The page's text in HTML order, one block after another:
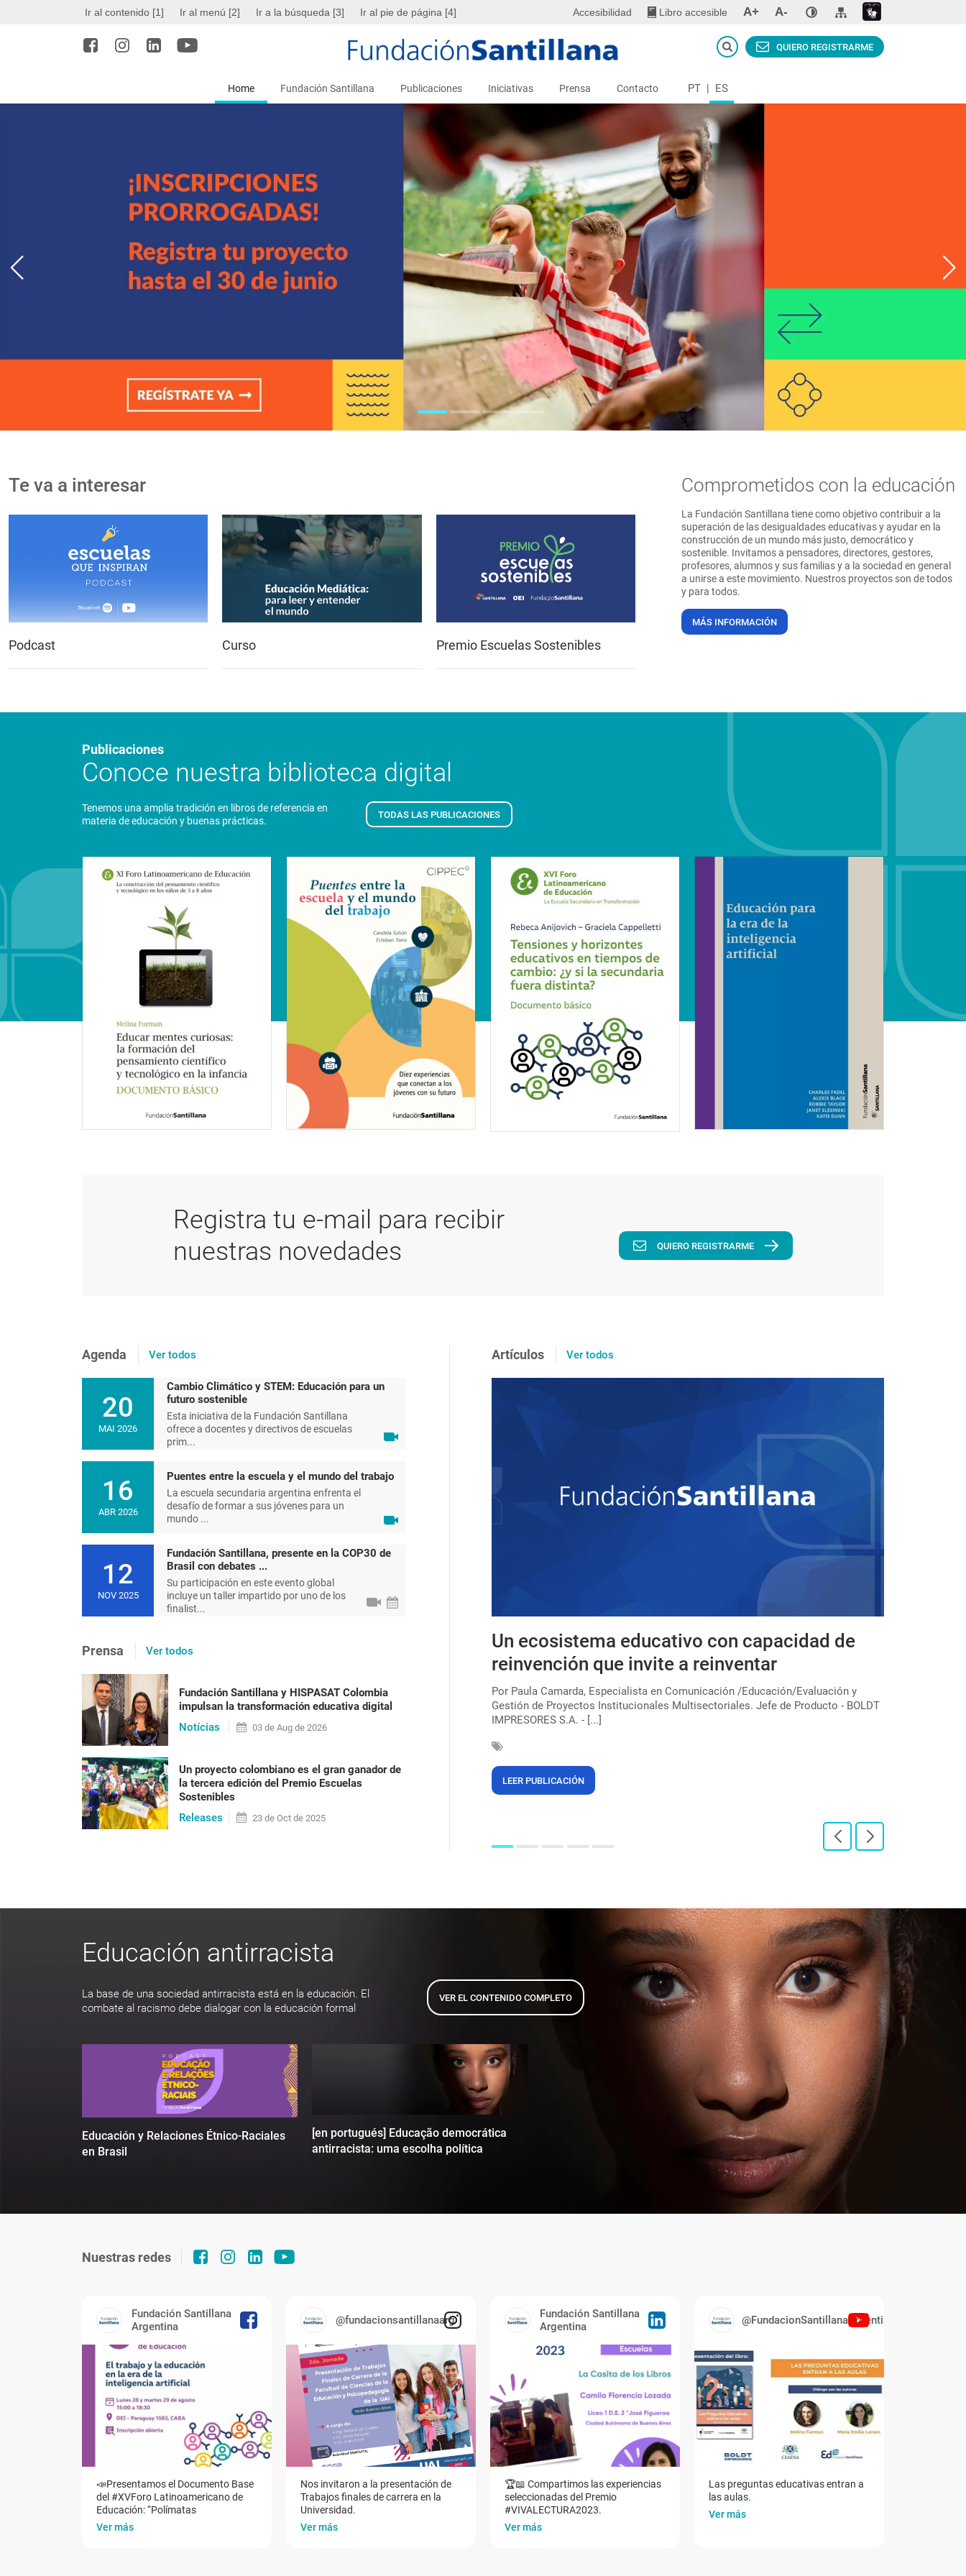
Ir al contenido [1] Ir al menú [2] Ir a la búsqueda [3] Ir al pie de página [4] Accesibilidad Libro accesible A+ A-
Home Fundación Santillana Publicaciones Iniciativas Prensa Contacto PT | ES
QUIERO REGISTRARME
Comprometidos con la educación
La Fundación Santillana tiene como objetivo contribuir a la
superación de las desigualdades educativas y ayudar en la
construcción de un mundo más justo, democrático y
sostenible. Invitamos a pensadores, directores, gestores,
profesores, alumnos y sus familias y a la sociedad en general
a unirse a este movimiento. Nuestros proyectos son de todos
y para todos.
MÁS INFORMACIÓN
Te va a interesar
Podcast Curso Premio Escuelas Sostenibles
Publicaciones
Conoce nuestra biblioteca digital
Tenemos una amplia tradición en libros de referencia en
materia de educación y buenas prácticas.
TODAS LAS PUBLICACIONES
Registra tu e-mail para recibir
nuestras novedades
QUIERO REGISTRARME
Agenda Ver todos
20
MAI 2026
Cambio Climático y STEM: Educación para un
futuro sostenible
Esta iniciativa de la Fundación Santillana
ofrece a docentes y directivos de escuelas
prim...
16
ABR 2026
Puentes entre la escuela y el mundo del trabajo
La escuela secundaria argentina enfrenta el
desafío de formar a sus jóvenes para un
mundo ...
12
NOV 2025
Fundación Santillana, presente en la COP30 de
Brasil con debates ...
Su participación en este evento global
incluye un taller impartido por uno de los
finalist...
Prensa Ver todos
Fundación Santillana y HISPASAT Colombia
impulsan la transformación educativa digital
Notícias
03 de Aug de 2026
Un proyecto colombiano es el gran ganador de
la tercera edición del Premio Escuelas
Sostenibles
Releases
23 de Oct de 2025
Artículos Ver todos
[en portugués] Após 20 anos, uma lei que ainda
precisa ser posta em prática para combater o
racismo
Nilma Lino Gomes Em 2023 o Brasil vai alcançar a marca de 220 milhões de
habitantes, a maioria formada por pessoas negras (56%). Mas, mesmo após 135
anos do fim do reg[...]
LEER PUBLICACIÓN
Un ecosistema educativo con capacidad de
reinvención que invite a reinventar
Por Paula Camarda, Especialista en Comunicación /Educación/Evaluación y
Gestión de Proyectos Institucionales Multisectoriales. Jefe de Producto - BOLDT
IMPRESORES S.A. - [...]
LEER PUBLICACIÓN
Educación antirracista
La base de una sociedad antirracista está en la educación. El
combate al racismo debe dialogar con la educación formal
VER EL CONTENIDO COMPLETO
Educación y Relaciones Étnico-Raciales
en Brasil
[en portugués] Educação democrática
antirracista: uma escolha política
Nuestras redes
Fundación Santillana
Argentina
📣Presentamos el Documento Base
del #XVForo Latinoamericano de
Educación: “Polímatas
Ver más
@fundacionsantillanaarg
Nos invitaron a la presentación de
Trabajos finales de carrera en la
Universidad.
Ver más
Fundación Santillana
Argentina
🏆📖 Compartimos las experiencias
seleccionadas del Premio
#VIVALECTURA2023.
Ver más
@FundacionSantillanaArgentina
Las preguntas educativas entran a
las aulas.
Ver más